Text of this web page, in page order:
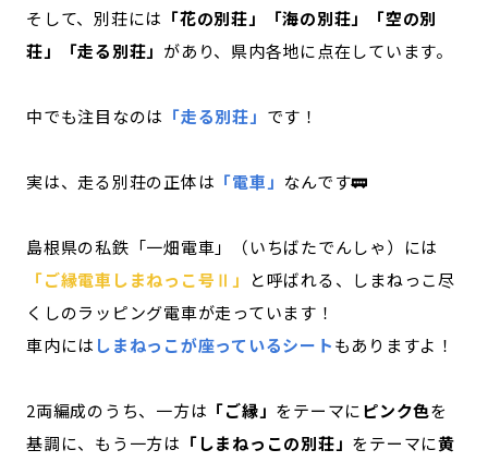
そして、別荘には 「花の別荘」「海の別荘」「空の別
荘」「走る別荘」 があり、県内各地に点在しています。
中でも注目なのは 「走る別荘」 です！
実は、走る別荘の正体は 「電車」 なんです🚃
島根県の私鉄「一畑電車」（いちばたでんしゃ）には
「ご縁電車しまねっこ号Ⅱ」
と呼ばれる、しまねっこ尽
くしのラッピング電車が走っています！
車内には しまねっこが座っているシートもありますよ！
2両編成のうち、一方は 「ご縁」 をテーマにピンク色を
基調に、もう一方は 「しまねっこの別荘」 をテーマに黄